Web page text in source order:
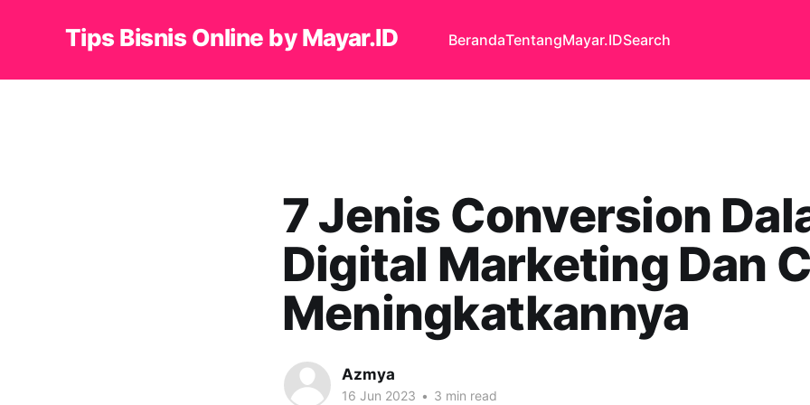
Tips Bisnis Online by Mayar.ID BerandaTentangMayar.IDSearch
7 Jenis Conversion
Digital Marketing Dan
Meningkatkannya
Azmya
16 Jun 2023 • 3 min read